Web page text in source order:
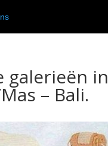
galerieën in
– Bali.